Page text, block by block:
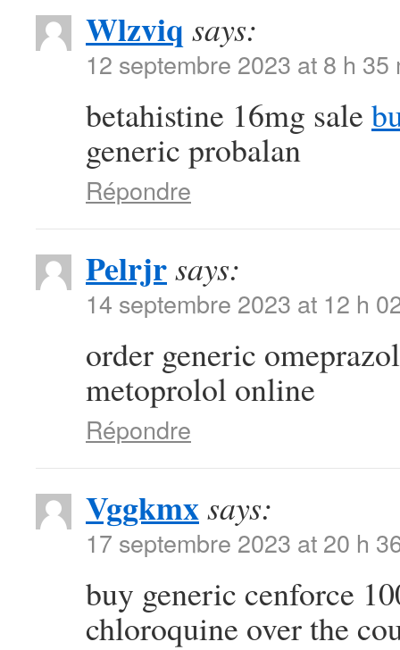
Wlzviq says:
12 septembre 2023 at 8 h 35
betahistine 16mg sale
generic probalan
Répondre
Pelrjrsays:
14 septembre 2023 at 12 h
order generic
metoprolol online
Répondre
Vggkmxsays:
17 septembre 2023 at 20 h
buy generic cenforce
chloroquine over the